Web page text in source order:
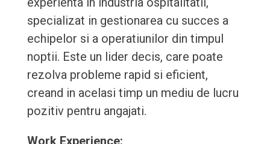
specializat in gestionarea cu succes a
echipelor si a operatiunilor din timpul
noptii. Este un lider decis, care poate
rezolva probleme rapid si eficient,
creand in acelasi timp un mediu de lucru
pozitiv pentru angajati.
Work Experience: